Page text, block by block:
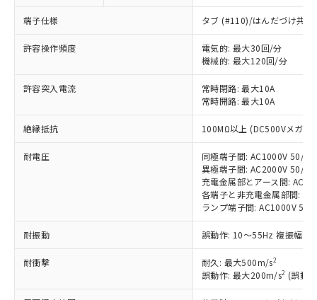
端子仕様 タブ (#110)/はんだづけ共用
許容操作頻度
電気的: 最大30回/分
機械的: 最大120回/分
許容突入電流
常時閉路: 最大10A
常時開路: 最大10A
絶縁抵抗 100MΩ以上 (DC500Vメガ)
耐電圧
同極端子間: AC1000V 50/
異極端子間: AC2000V 50/
充電金属部とアース間:
各端子と非充電金属部間:
ランプ端子間: AC1000V
耐振動 誤動作: 10～55Hz 複振幅
耐衝撃 耐久: 最大500m/s2
誤動作: 最大200m/s2 (誤動
以下の条件をお読みいただき、同意のうえ
本サービスは、当社制御機器事業取扱
商品の当社在庫状況および標準価格
(税抜)を提供させていただくもので
当社制御機器事業取扱商品の中には、
本サービスの対象外となる商品もある
ことをご了承ください。
※1 対応状況
対応済み：EU RoHS指令（10物質）の
非含有に対応した製品が提供可能な商品で
す。
対応予定：EU RoHS指令（10物質）の非含
有に対応した製品に切り替える予定のある
商品です。
対応予定なし：EU RoHS指令（10物質）の
非含有に非対応の商品で、対応品を出す予
調査・確認中：EU RoHS指令（10物質）の
非含有の対応状況を調査中または確認中の
非該当品：ライセンス料など無形物で、有
害物質有無と関係のない商品です。
仕入先様の事情により、非含有部品として
いたものが、含有品と判明した場合などや
「○」：最大均質材料含有率が中国RoHSの
基準値以下であることを示します。
「×」：最大均質材料含有率が中国RoHSの
基準値を超えていることを示します。
「－」：未確認です。当社販売部門へお問
当社は、これら貴社製品のうち、外国
為替および外国貿易法に定める商品